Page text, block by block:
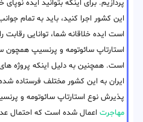
پردازیم. برای اینکه بتوانید ایده
این کشور اجرا کنید، باید به تمام
است ایده خلاقانه شما، توانایی
استارتاپ سائوتومه و پرنسیپ همچون
است. همچنین به دلیل اینکه پروژه
ایران به این کشور مختلف فرستاده
پذیرش نوع استارتاپ سائوتومه و
مهاجرت اعمال شده است که احتمال